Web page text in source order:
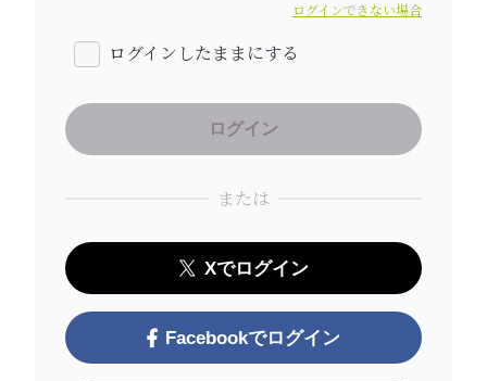
ログインできない場合
ログインしたままにする
または
Xでログイン
Facebookでログイン